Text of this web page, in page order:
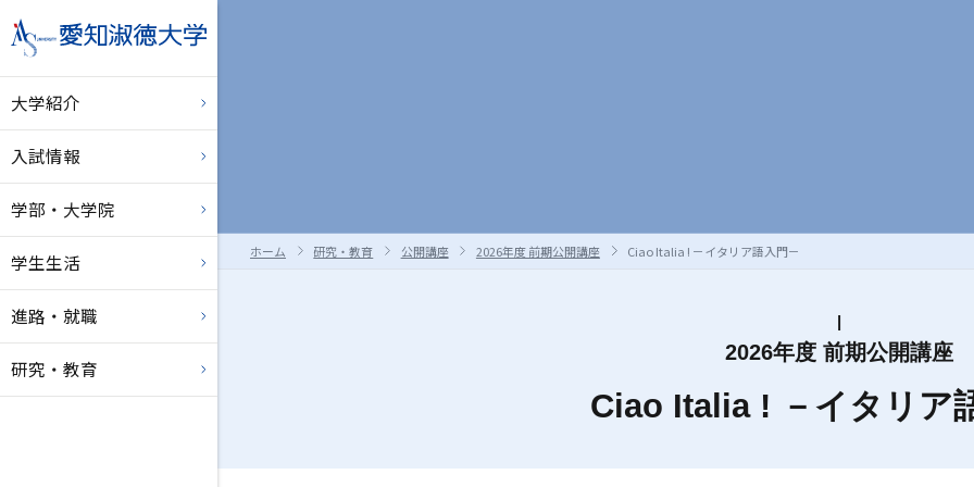
大学紹介
入試情報
学部・大学院
学生生活
進路・就職
研究・教育
ホーム 研究・教育 公開講座 2026年度 前期公開講座 Ciao Italia ! －イタリア語入門－
2026年度 前期公開講座
Ciao Italia ! －イタリア